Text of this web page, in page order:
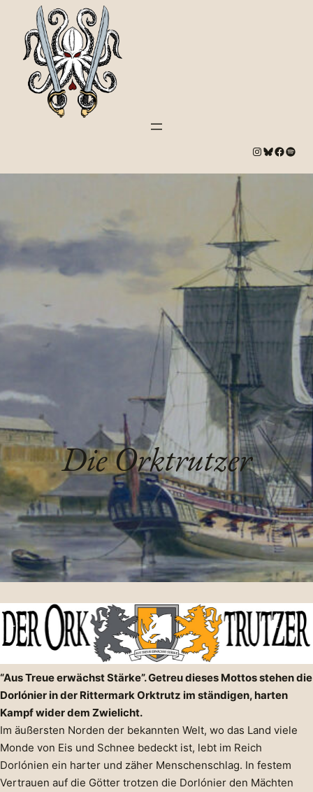
# Bluesky # Spotify
Die Orktrutzer
“Aus Treue erwächst Stärke”. Getreu dieses Mottos stehen die
Dorlónier in der Rittermark Orktrutz im ständigen, harten
Kampf wider dem Zwielicht.
Im äußersten Norden der bekannten Welt, wo das Land viele
Monde von Eis und Schnee bedeckt ist, lebt im Reich
Dorlónien ein harter und zäher Menschenschlag. In festem
Vertrauen auf die Götter trotzen die Dorlónier den Mächten